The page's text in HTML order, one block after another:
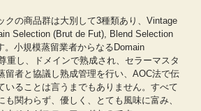
クの商品群は大別して3種類あり、Vintage
Selection (Brut de Fut), Blend Selection
。小規模蒸留業者からなるDomain
重し、ドメインで熟成され、セラーマスタ
留者と協議し熟成管理を行い、AOC法で伝
いることは言うまでもありません。すべて
関わらず、優しく、とても風味に富み、